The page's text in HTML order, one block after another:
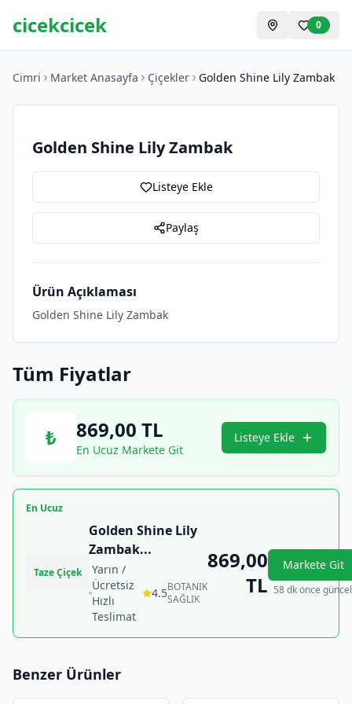
cicekcicek 0
Cimri Market Anasayfa Çiçekler Golden Shine Lily Zambak
Golden Shine Lily Zambak
Listeye Ekle
Paylaş
Ürün Açıklaması
Golden Shine Lily Zambak
Tüm Fiyatlar
₺ 869,00 TL
En Ucuz Markete Git
Listeye Ekle
En Ucuz
Taze Çiçek
Golden Shine Lily
Zambak...
Yarın /
Ücretsiz
Hızlı
Teslimat
4.5BOTANIK
SAĞLIK
869,00
TL
Markete Git
58 dk önce
Benzer Ürünler